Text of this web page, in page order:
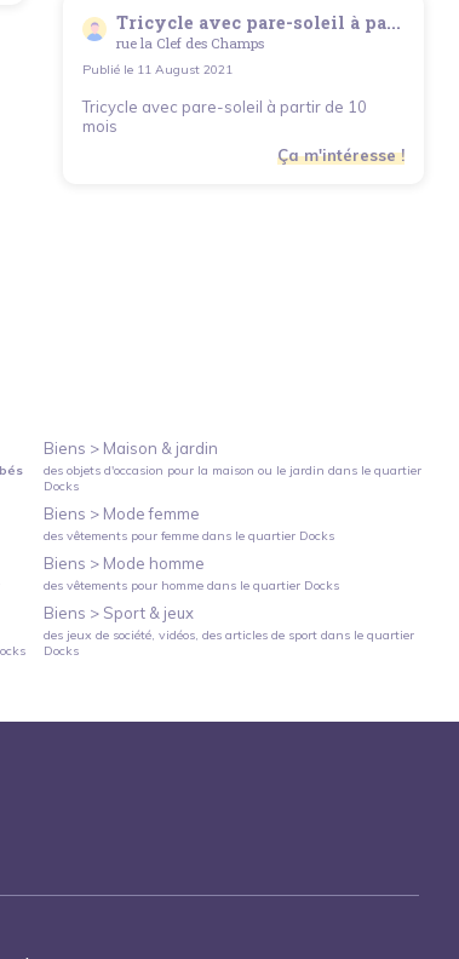
Tricycle avec pare-soleil à pa...
rue la Clef des Champs
Publié le 11 August 2021
Tricycle avec pare-soleil à partir de 10
mois
Ça m'intéresse !
Biens > Maison & jardin
des objets d'occasion pour la maison ou le jardin dans le quartier
Docks
Biens > Mode femme
des vêtements pour femme dans le quartier Docks
Biens > Mode homme
des vêtements pour homme dans le quartier Docks
Biens > Sport & jeux
des jeux de société, vidéos, des articles de sport dans le quartier
Docks